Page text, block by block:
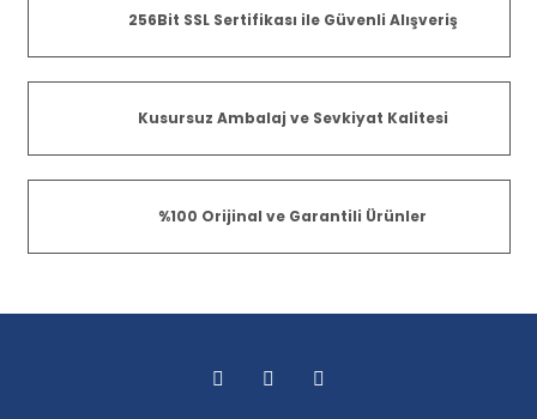
256Bit SSL Sertifikası ile Güvenli Alışveriş
Kusursuz Ambalaj ve Sevkiyat Kalitesi
%100 Orijinal ve Garantili Ürünler